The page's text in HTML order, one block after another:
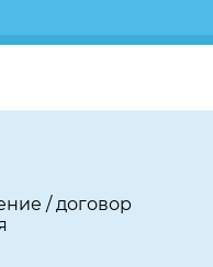
/ договор